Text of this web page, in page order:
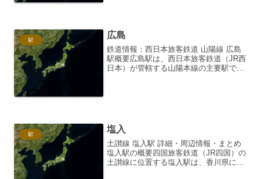
駅 広島
鉄道情報：西日本旅客鉄道 山陽線 広島
駅概要広島駅は、西日本旅客鉄道（JR西
日本）が管轄する山陽本線の主要駅であ
駅 塩入
土讃線 塩入駅 詳細・周辺情報・まとめ
塩入駅の概要四国旅客鉄道（JR四国）の
土讃線に位置する塩入駅は、香川県に属